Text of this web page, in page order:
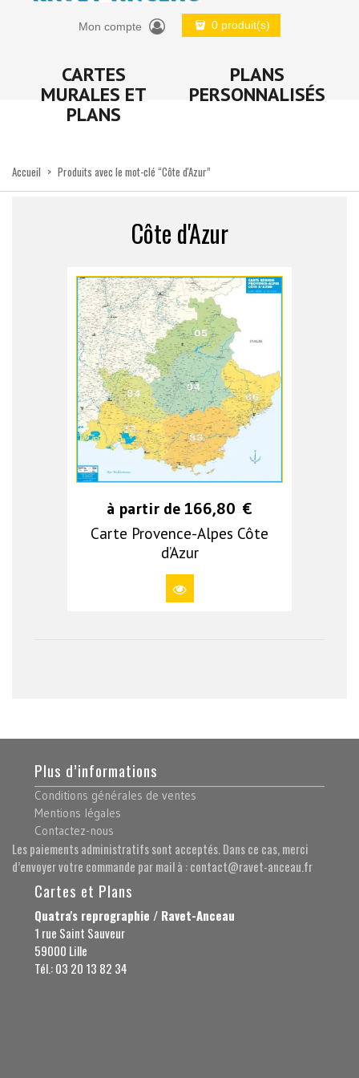
Mon compte 0 produit(s)
CARTES
MURALES ET
PLANS
PLANS
PERSONNALISÉS
Accueil > Produits avec le mot-clé “Côte d'Azur”
Côte d'Azur
à partir de 166,80 €
Carte Provence-Alpes Côte
d’Azur
Plus d’informations
Conditions générales de ventes
Mentions légales
Contactez-nous
Les paiements administratifs sont acceptés. Dans ce cas, merci
d’envoyer votre commande par mail à : contact@ravet-anceau.fr
Cartes et Plans
Quatra's reprographie / Ravet-Anceau
1 rue Saint Sauveur
59000 Lille
Tél.: 03 20 13 82 34